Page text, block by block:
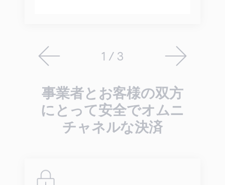
1 / 3
事業者とお客様の双方
にとって安全でオムニ
チャネルな決済